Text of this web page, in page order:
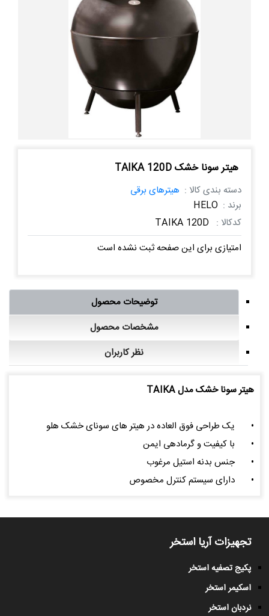
هیتر سونا خشک TAIKA 120D
دسته بندی کالا : هیترهای برقی
برند : HELO
کدکالا : TAIKA 120D
امتیازی برای این صفحه ثبت نشده است
توضیحات محصول
مشخصات محصول
نظر کاربران
هیتر سونا خشک مدل TAIKA
•
یک طراحی فوق العاده در هیتر های سونای خشک هلو
•
با کیفیت و گرمادهی ایمن
•
جنس بدنه استیل مرغوب
•
دارای سیستم کنترل مخصوص
تجهیزات آریا استخر
پکیج تصفیه استخر
اسکیمر استخر
نردبان استخر